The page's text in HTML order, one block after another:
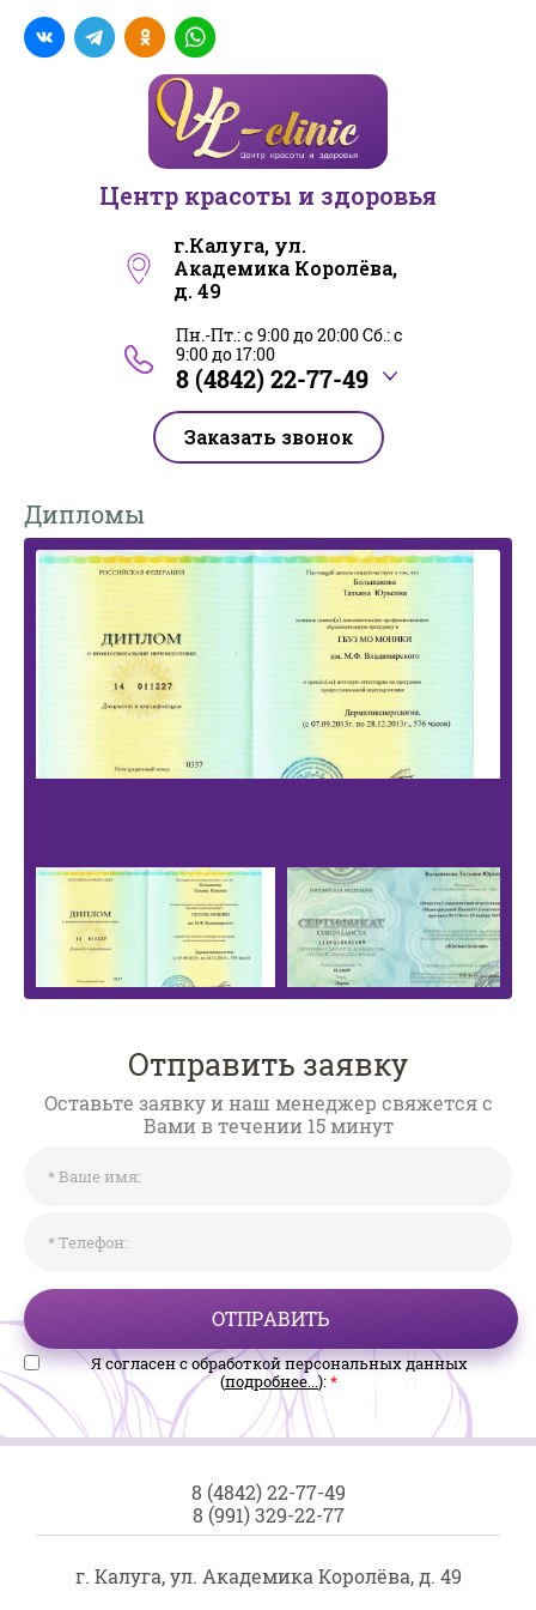
Центр красоты и здоровья
г.Калуга, ул.
Академика Королёва,
д. 49
Пн.-Пт.: с 9:00 до 20:00 Сб.: с
9:00 до 17:00
8 (4842) 22-77-49
Заказать звонок
Дипломы
Отправить заявку
Оставьте заявку и наш менеджер свяжется с
Вами в течении 15 минут
ОТПРАВИТЬ
Я согласен с обработкой персональных данных
(подробнее...):*
8 (4842) 22-77-49
8 (991) 329-22-77
г. Калуга, ул. Академика Королёва, д. 49